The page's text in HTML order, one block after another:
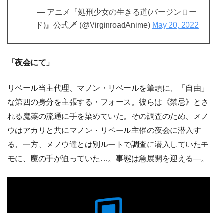
— アニメ『処刑少女の生きる道(バージンロー
ド)』公式🗡 (@VirginroadAnime) May 20, 2022
「夜会にて」
リベール当主代理、マノン・リベールを筆頭に、「自由」
な第四の身分を主張する・フォース。彼らは《禁忌》とさ
れる魔薬の流通に手を染めていた。その調査のため、メノ
ウはアカリと共にマノン・リベール主催の夜会に潜入す
る。一方、メノウ達とは別ルートで調査に潜入していたモ
モに、魔の手が迫っていた…。事態は急展開を迎える―。